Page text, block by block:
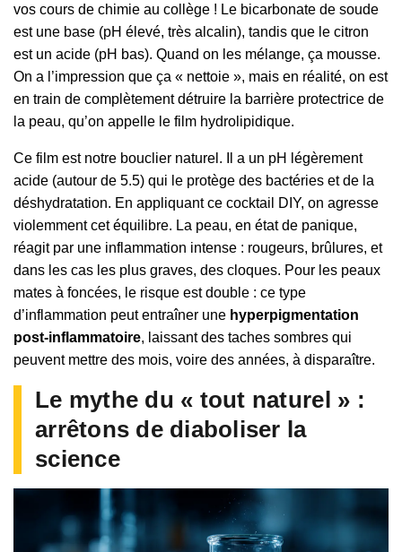
vos cours de chimie au collège ! Le bicarbonate de soude
est une base (pH élevé, très alcalin), tandis que le citron
est un acide (pH bas). Quand on les mélange, ça mousse.
On a l’impression que ça « nettoie », mais en réalité, on est
en train de complètement détruire la barrière protectrice de
la peau, qu’on appelle le film hydrolipidique.
Ce film est notre bouclier naturel. Il a un pH légèrement
acide (autour de 5.5) qui le protège des bactéries et de la
déshydratation. En appliquant ce cocktail DIY, on agresse
violemment cet équilibre. La peau, en état de panique,
réagit par une inflammation intense : rougeurs, brûlures, et
dans les cas les plus graves, des cloques. Pour les peaux
mates à foncées, le risque est double : ce type
d’inflammation peut entraîner une hyperpigmentation
post-inflammatoire, laissant des taches sombres qui
peuvent mettre des mois, voire des années, à disparaître.
Le mythe du « tout naturel » :
arrêtons de diaboliser la
science